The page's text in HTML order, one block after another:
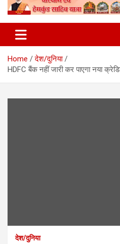
Home
देश/दुनिया
HDFC बैंक नहीं जारी कर पाएगा नया
देश/दुनिया